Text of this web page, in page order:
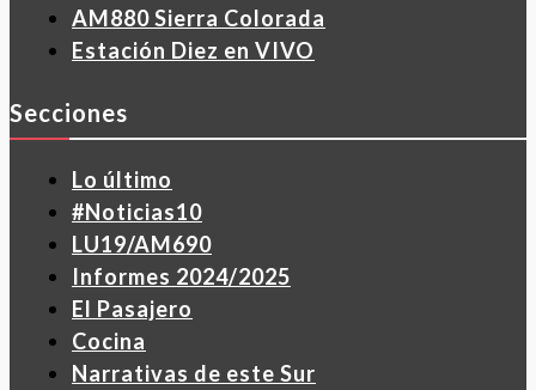
AM880 Sierra Colorada
Estación Diez en VIVO
Secciones
Lo último
#Noticias10
LU19/AM690
Informes 2024/2025
El Pasajero
Cocina
Narrativas de este Sur